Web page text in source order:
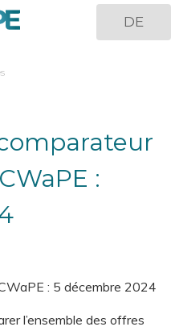
DE
:
: 5 décembre 2024
l’ensemble des offres